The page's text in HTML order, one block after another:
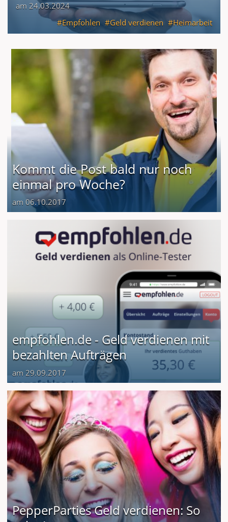
am 24.03.2024
Empfohlen
Geld verdienen Heimarbeit
Kommt die Post bald nur noch
einmal pro Woche?
am 06.10.2017
empfohlen.de - Geld verdienen mit
bezahlten Aufträgen
am 29.09.2017
PepperParties Geld verdienen: So